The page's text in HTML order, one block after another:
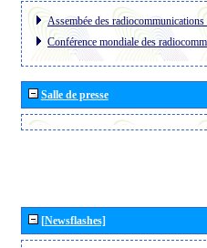
Assembée des
Conférence mondiale des
Salle de presse
[Newsflashes]